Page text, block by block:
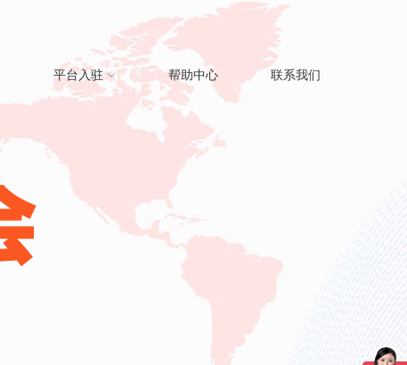
平台入驻 帮助中心 联系我们